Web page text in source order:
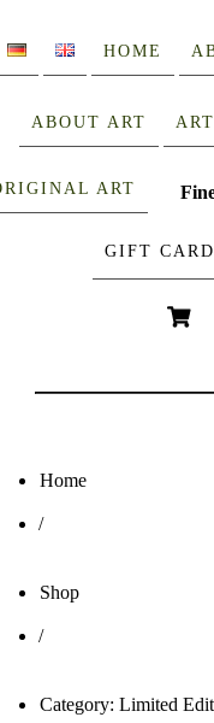
HOME
ABOUT ART
ART
GIFT CARD
Home
/
Shop
/
Category: Limited